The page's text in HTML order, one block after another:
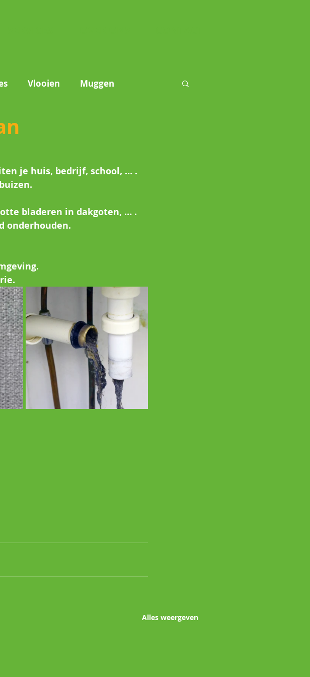
Vlooien Muggen
je huis, bedrijf, school, … .
bladeren in dakgoten, … .
onderhouden.
Alles weergeven